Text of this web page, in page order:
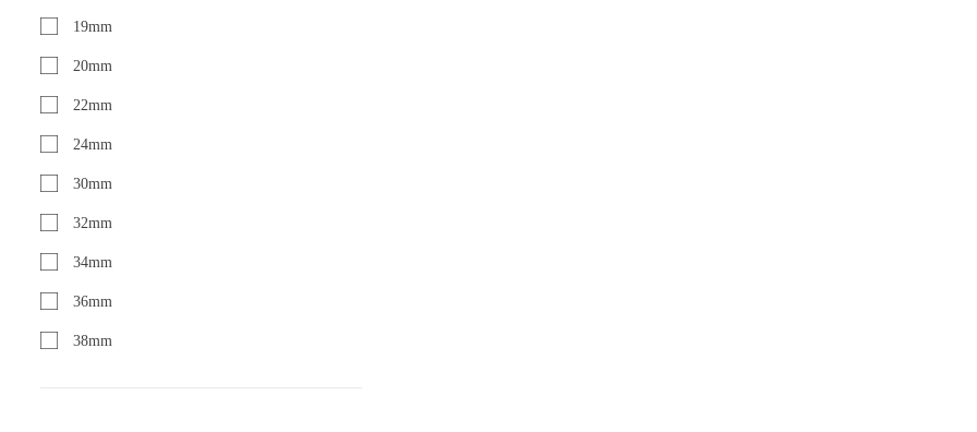
19mm
20mm
22mm
24mm
30mm
32mm
34mm
36mm
38mm